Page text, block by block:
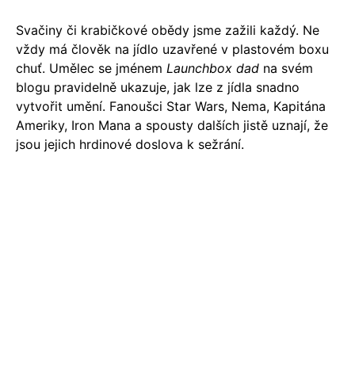
Svačiny či krabičkové obědy jsme zažili každý. Ne
vždy má člověk na jídlo uzavřené v plastovém boxu
chuť. Umělec se jménem Launchbox dad na svém
blogu pravidelně ukazuje, jak lze z jídla snadno
vytvořit umění. Fanoušci Star Wars, Nema, Kapitána
Ameriky, Iron Mana a spousty dalších jistě uznají, že
jsou jejich hrdinové doslova k sežrání.